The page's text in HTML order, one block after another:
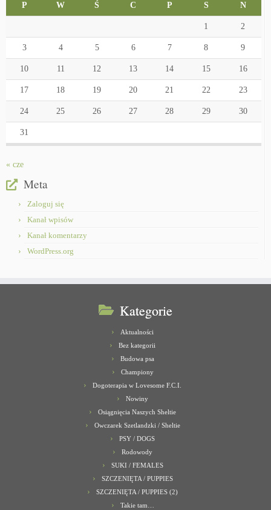
P W Ś C P S N
1 2
3 4 5 6 7 8 9
10 11 12 13 14 15 16
17 18 19 20 21 22 23
24 25 26 27 28 29 30
31
« cze
Meta
Zaloguj się
Kanał wpisów
Kanał komentarzy
WordPress.org
Kategorie
Aktualności
Bez kategorii
Budowa psa
Championy
Dogoterapia w Lovesome F.C.I.
Nowiny
Osiągnięcia Naszych Sheltie
Owczarek Szetlandzki / Sheltie
PSY / DOGS
Rodowody
SUKI / FEMALES
SZCZENIĘTA / PUPPIES
SZCZENIĘTA / PUPPIES (2)
Takie tam…